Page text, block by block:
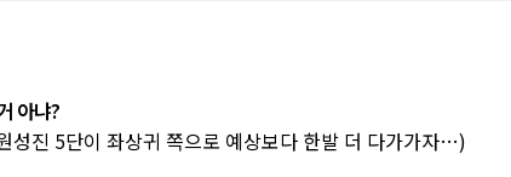
아냐?
성진 5단이 좌상귀 쪽으로 예상보다 한발 더 다가가자…)